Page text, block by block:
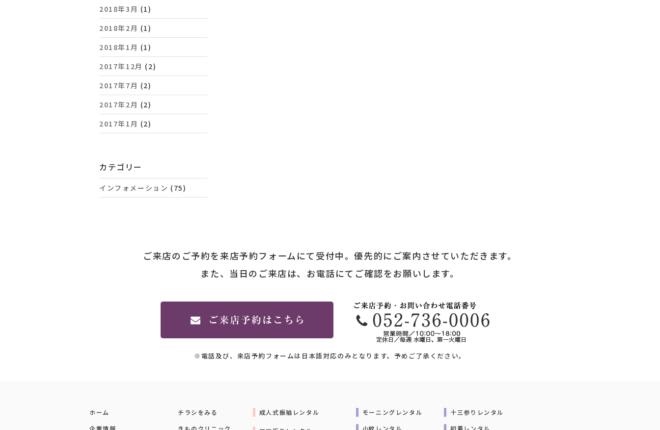
2018年3月 (1)
2018年2月 (1)
2018年1月 (1)
2017年12月 (2)
2017年7月 (2)
2017年2月 (2)
2017年1月 (2)
カテゴリー
インフォメーション (75)
ご来店のご予約を来店予約フォームにて受付中。優先的にご案内させていただきます。
また、当日のご来店は、お電話にてご確認をお願いします。
※電話及び、来店予約フォームは日本語対応のみとなります。予めご了承ください。
ホーム
企業情報
チラシをみる
きものクリニック
成人式振袖レンタル
モーニングレンタル
小紋レンタル
十三参りレンタル
初着レンタル